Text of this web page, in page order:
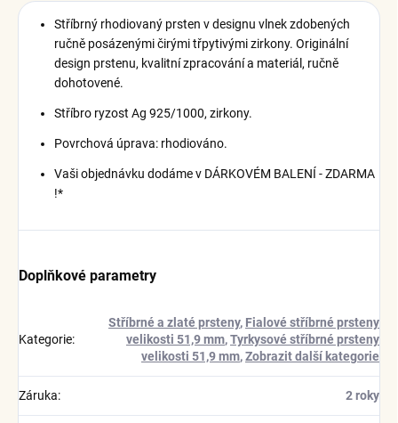
Stříbrný rhodiovaný prsten v designu vlnek zdobených
ručně posázenými čirými třpytivými zirkony. Originální
design prstenu, kvalitní zpracování a materiál, ručně
dohotovené.
Stříbro ryzost Ag 925/1000, zirkony.
Povrchová úprava: rhodiováno.
Vaši objednávku dodáme v DÁRKOVÉM BALENÍ - ZDARMA
!*
Doplňkové parametry
Kategorie:
Stříbrné a zlaté prsteny, Fialové stříbrné prsteny
velikosti 51,9 mm,Tyrkysové stříbrné prsteny
velikosti 51,9 mm,Zobrazit další kategorie
Záruka: 2 roky